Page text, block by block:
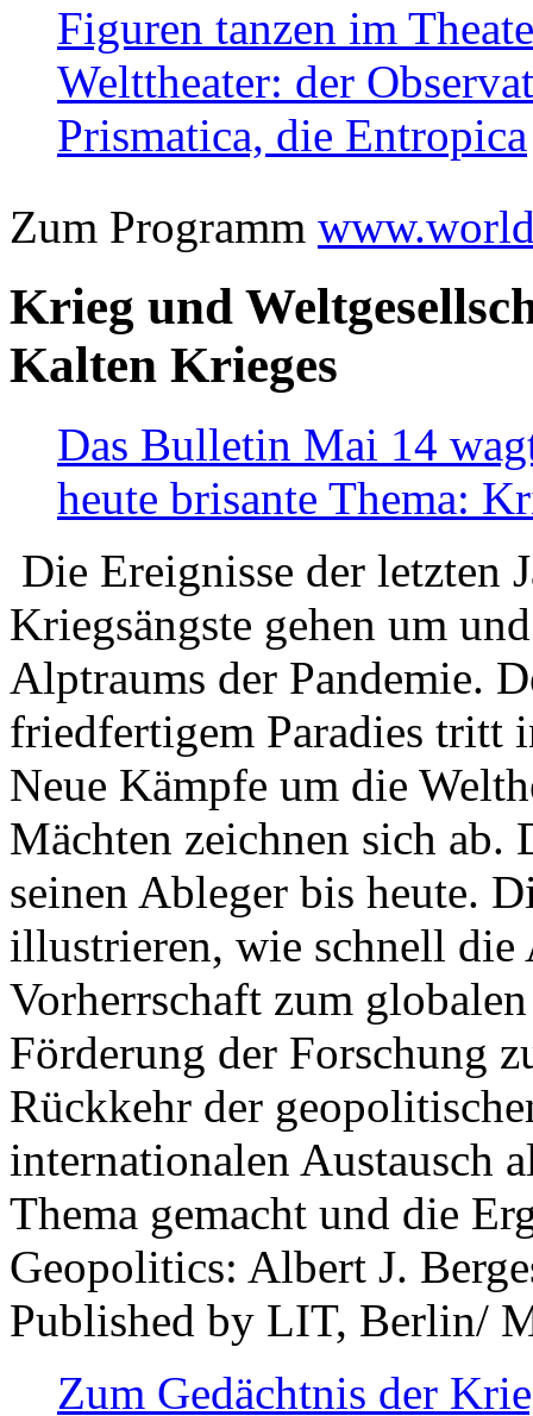
Figuren tanzen im
Welttheater: der
Prismatica, die Entropica
Zum Programm
Krieg und
Kalten Krieges
Das Bulletin Mai 14
heute brisante Thema:
Die Ereignisse der letzten
Kriegsängste gehen um
Alptraums der Pandemie.
friedfertigem Paradies tritt
Neue Kämpfe um die
Mächten zeichnen sich
seinen Ableger bis heute.
illustrieren, wie schnell die
Vorherrschaft zum
Förderung der Forschung
Rückkehr der
internationalen Austausch
Thema gemacht und die
Geopolitics: Albert J.
Published by LIT, Berlin/
Zum Gedächtnis der